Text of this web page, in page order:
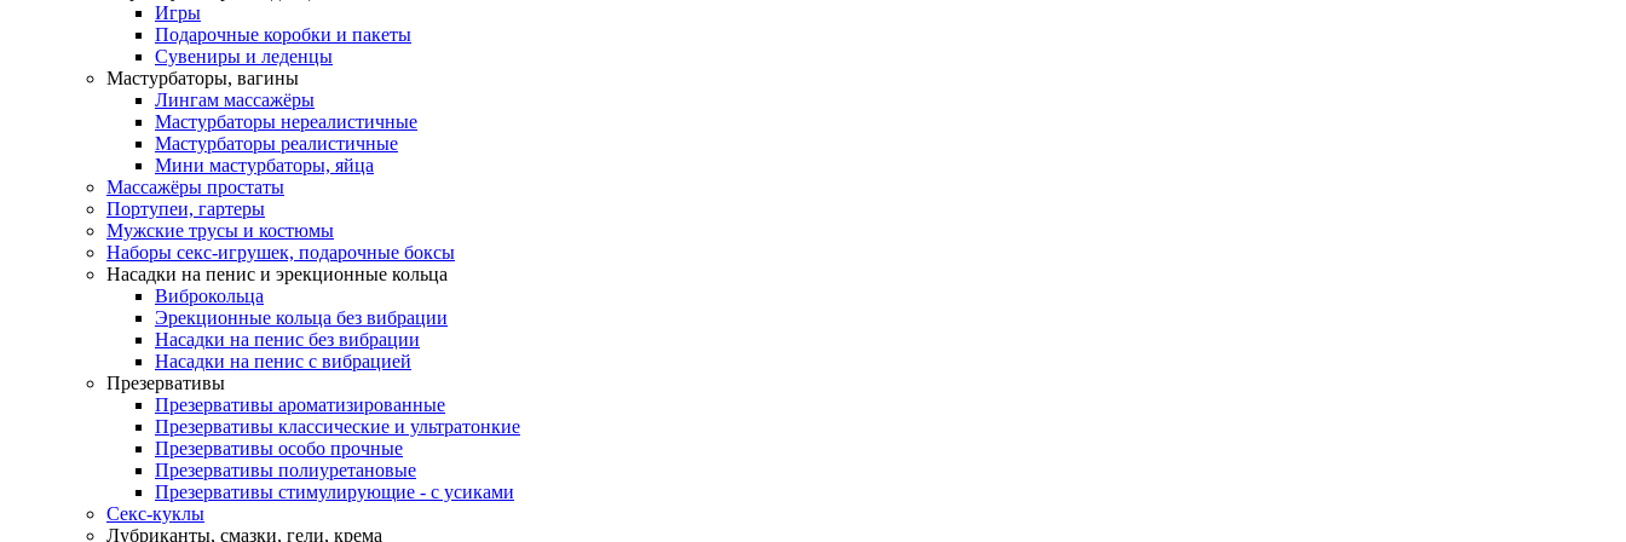
Игры
Подарочные коробки и пакеты
Сувениры и леденцы
Мастурбаторы, вагины
Лингам массажёры
Мастурбаторы нереалистичные
Мастурбаторы реалистичные
Мини мастурбаторы, яйца
Массажёры простаты
Портупеи, гартеры
Мужские трусы и костюмы
Наборы секс-игрушек, подарочные боксы
Насадки на пенис и эрекционные кольца
Виброкольца
Эрекционные кольца без вибрации
Насадки на пенис без вибрации
Насадки на пенис с вибрацией
Презервативы
Презервативы ароматизированные
Презервативы классические и ультратонкие
Презервативы особо прочные
Презервативы полиуретановые
Презервативы стимулирующие - с усиками
Секс-куклы
Лубриканты, смазки, гели, крема